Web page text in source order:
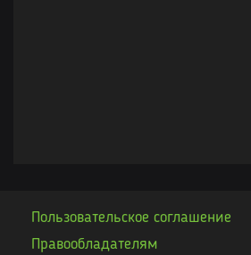
Пользовательское соглашение
Правообладателям